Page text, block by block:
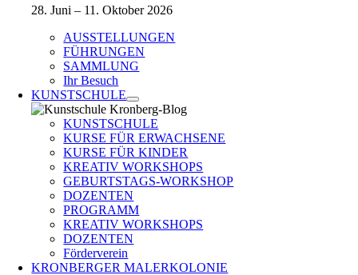
28. Juni – 11. Oktober 2026
AUSSTELLUNGEN
FÜHRUNGEN
SAMMLUNG
Ihr Besuch
KUNSTSCHULE
KUNSTSCHULE
KURSE FÜR ERWACHSENE
KURSE FÜR KINDER
KREATIV WORKSHOPS
GEBURTSTAGS-WORKSHOP
DOZENTEN
PROGRAMM
KREATIV WORKSHOPS
DOZENTEN
Förderverein
KRONBERGER MALERKOLONIE